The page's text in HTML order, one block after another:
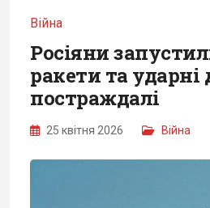
Війна
Росіяни
ракети та ударні
постраждалі
25 квітня 2026 Війна